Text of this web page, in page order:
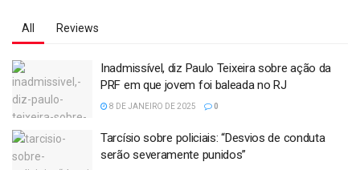
All Reviews
Inadmissível, diz Paulo Teixeira sobre ação da
PRF em que jovem foi baleada no RJ
8 DE JANEIRO DE 2025 0
Tarcísio sobre policiais: “Desvios de conduta
serão severamente punidos”